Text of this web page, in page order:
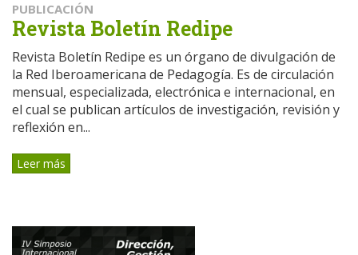
PUBLICACIÓN
Revista Boletín Redipe
Revista Boletín Redipe es un órgano de divulgación de
la Red Iberoamericana de Pedagogía. Es de circulación
mensual, especializada, electrónica e internacional, en
el cual se publican artículos de investigación, revisión y
reflexión en...
Leer más